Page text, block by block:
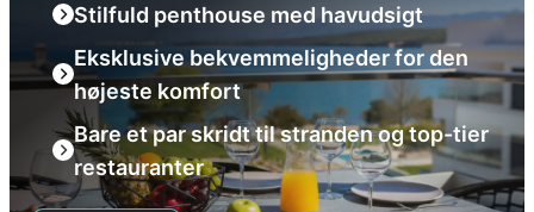
Stilfuld penthouse med havudsigt
Eksklusive bekvemmeligheder for den
højeste komfort
Bare et par skridt til stranden og top-tier
restauranter